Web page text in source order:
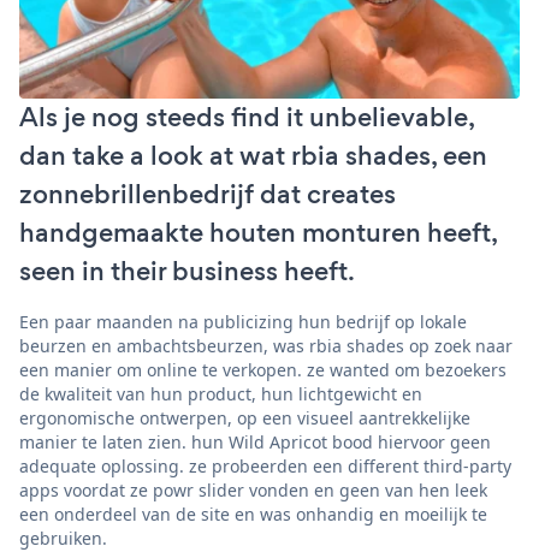
Als je nog steeds find it unbelievable,
dan take a look at wat rbia shades, een
zonnebrillenbedrijf dat creates
handgemaakte houten monturen heeft,
seen in their business heeft.
Een paar maanden na publicizing hun bedrijf op lokale
beurzen en ambachtsbeurzen, was rbia shades op zoek naar
een manier om online te verkopen. ze wanted om bezoekers
de kwaliteit van hun product, hun lichtgewicht en
ergonomische ontwerpen, op een visueel aantrekkelijke
manier te laten zien. hun Wild Apricot bood hiervoor geen
adequate oplossing. ze probeerden een different third-party
apps voordat ze powr slider vonden en geen van hen leek
een onderdeel van de site en was onhandig en moeilijk te
gebruiken.